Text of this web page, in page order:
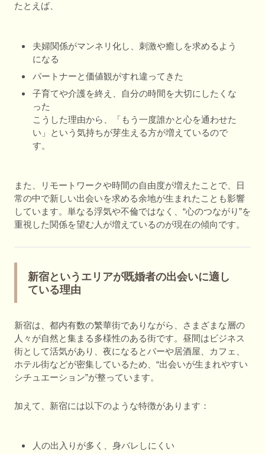
たとえば、
夫婦関係がマンネリ化し、刺激や癒しを求めるよう
になる
パートナーと価値観がすれ違ってきた
子育てや介護を終え、自分の時間を大切にしたくな
った
こうした理由から、「もう一度誰かと心を通わせた
い」という気持ちが芽生える方が増えているので
す。
また、リモートワークや時間の自由度が増えたことで、日
常の中で新しい出会いを求める余地が生まれたことも影響
しています。単なる浮気や不倫ではなく、“心のつながり”を
重視した関係を望む人が増えているのが現在の傾向です。
新宿というエリアが既婚者の出会いに適し
ている理由
新宿は、都内有数の繁華街でありながら、さまざまな層の
人々が自然と集まる多様性のある街です。昼間はビジネス
街として活気があり、夜になるとバーや居酒屋、カフェ、
ホテル街などが密集しているため、“出会いが生まれやすい
シチュエーション”が整っています。
加えて、新宿には以下のような特徴があります：
人の出入りが多く、身バレしにくい